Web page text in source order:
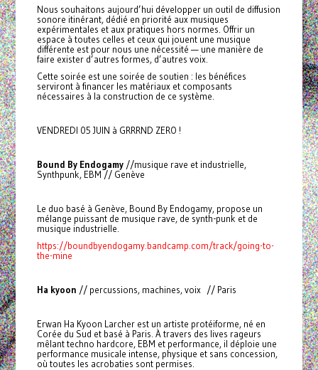
Nous souhaitons aujourd’hui développer un outil de diffusion
sonore itinérant, dédié en priorité aux musiques
expérimentales et aux pratiques hors normes. Offrir un
espace à toutes celles et ceux qui jouent une musique
différente est pour nous une nécessité — une manière de
faire exister d’autres formes, d’autres voix.
Cette soirée est une soirée de soutien : les bénéfices
serviront à financer les matériaux et composants
nécessaires à la construction de ce système.
VENDREDI 05 JUIN à GRRRND ZERO !
Bound By Endogamy//musique rave et industrielle,
Synthpunk, EBM // Genève
Le duo basé à Genève, Bound By Endogamy, propose un
mélange puissant de musique rave, de synth-punk et de
musique industrielle.
https://boundbyendogamy.bandcamp.com/track/going-to-
the-mine
Ha kyoon // percussions, machines, voix // Paris
Erwan Ha Kyoon Larcher est un artiste protéiforme, né en
Corée du Sud et basé à Paris. À travers des lives rageurs
mêlant techno hardcore, EBM et performance, il déploie une
performance musicale intense, physique et sans concession,
où toutes les acrobaties sont permises.